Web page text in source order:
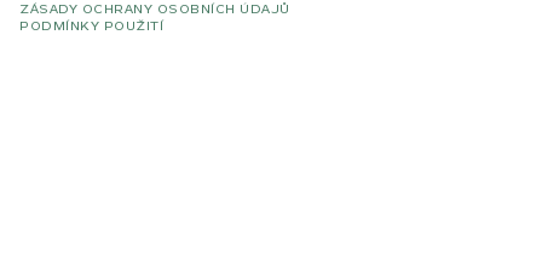
ZÁSADY OCHRANY OSOBNÍCH ÚDAJŮ
PODMÍNKY POUŽITÍ